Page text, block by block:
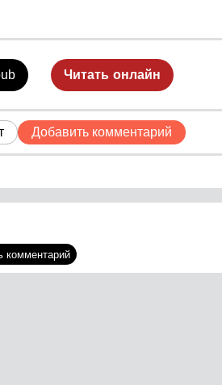
Читать онлайн
Добавить комментарий
комментарий